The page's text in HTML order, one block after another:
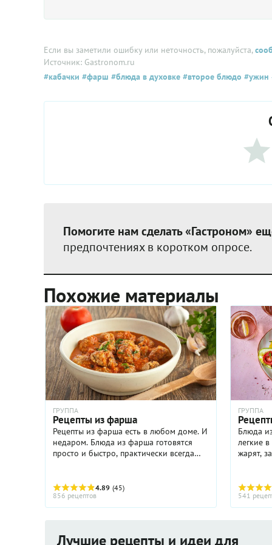
Если вы заметили ошибку или неточность, пожалуйста,
Источник: Gastronom.ru
#кабачки #фарш #блюда в духовке #второе блюдо #ужин
Помогите нам сделать «Гастроном»
предпочтениях в коротком опросе.
Похожие материалы
ГРУППА
Рецепты из фарша
Рецепты из фарша есть в любом доме. И
недаром. Блюда из фарша готовятся
просто и быстро, практически всегда
даже свекровь. ...
4.89 (45)
856 рецептов
ГРУППА
Блюда
легкие
жарят,
541
Лучшие рецепты и идеи для